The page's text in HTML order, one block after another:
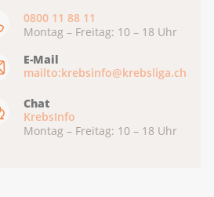
0800 11 88 11
Montag – Freitag: 10 – 18 Uhr
E-Mail
mailto:krebsinfo@krebsliga.ch
Chat
KrebsInfo
Montag – Freitag: 10 – 18 Uhr